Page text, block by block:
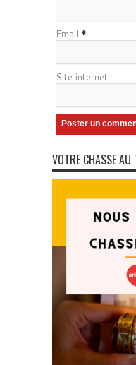
Email *
Site internet
VOTRE CHASSE AU